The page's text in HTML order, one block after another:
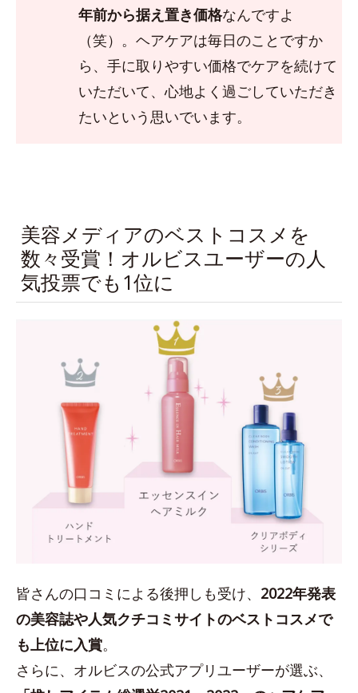
年前から据え置き価格なんですよ
（笑）。ヘアケアは毎日のことですか
ら、手に取りやすい価格でケアを続けて
いただいて、心地よく過ごしていただき
たいという思いでいます。
美容メディアのベストコスメを
数々受賞！オルビスユーザーの人
気投票でも1位に
皆さんの口コミによる後押しも受け、 2022年発表
の美容誌や人気クチコミサイトのベストコスメで
も上位に入賞。
さらに、オルビスの公式アプリユーザーが選ぶ、